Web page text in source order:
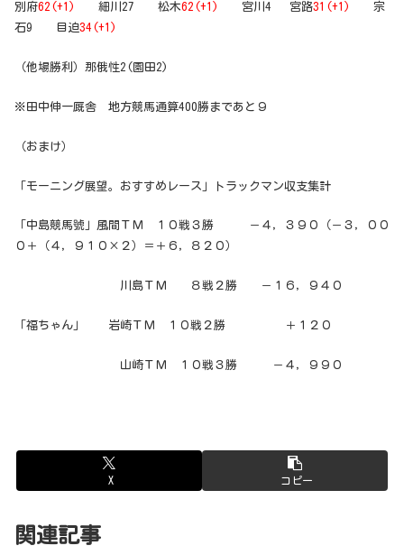
別府62(+1) 細川27 松木62(+1) 宮川4 宮路31(+1)
宗
石9 目迫34(+1)
（他場勝利）那俄性2(園田2)
※田中伸一厩舎 地方競馬通算400勝まであと９
（おまけ）
「モーニング展望。おすすめレース」トラックマン収支集計
「中島競馬號」風間ＴＭ １０戦３勝 －４，３９０（－３，００
０＋（４，９１０×２）＝＋６，８２０）
川島ＴＭ ８戦２勝 －１６，９４０
「福ちゃん」 岩崎ＴＭ １０戦２勝 ＋１２０
山崎ＴＭ １０戦３勝 －４，９９０
X コピー
関連記事